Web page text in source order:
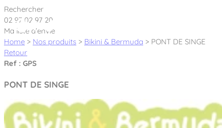
Cookies management panel
Créateur et fabricant d’aires de jeux &
Nos dernières actualités
Rechercher
02 97 02 97 20
Ma liste d’envie
Home > Nos produits > Bikini & Bermuda > PONT DE SINGE
Retour
Ref : GPS
PONT DE SINGE